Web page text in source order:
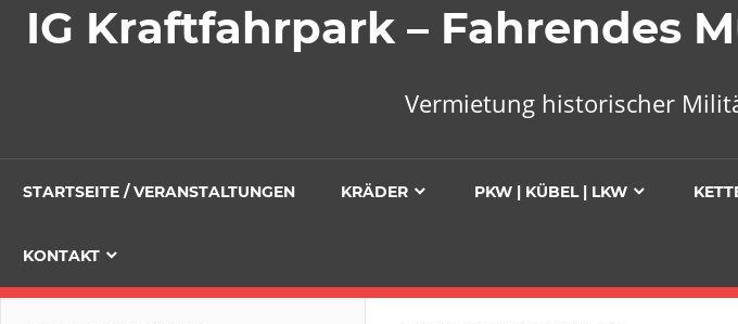
IG Kraftfahrpark – Fahrendes
Vermietung historischer
STARTSEITE / VERANSTALTUNGEN KRÄDER PKW | KÜBEL | LKW
KONTAKT